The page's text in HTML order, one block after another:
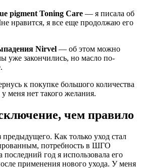
pigment Toning Care — я писала об
нравится, я все еще продолжаю его
Nirvel — об этом можно
уже закончились, но масло по-
к покупке большого количества
меня нет такого желания.
чем правило
предыдущего. Как только уход стал
потребность в ШГО
последний год я использовала его
применения нового ухода. У меня